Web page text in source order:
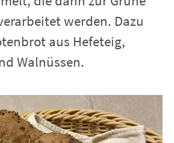
werden. Dazu
aus Hefeteig,
Walnüssen.